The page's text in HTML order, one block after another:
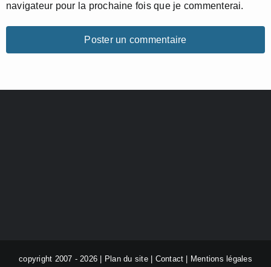
navigateur pour la prochaine fois que je commenterai.
copyright 2007 - 2026 | Plan du site| Contact Mentions légales